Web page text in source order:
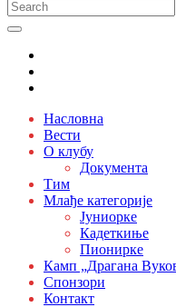
Насловна
Вести
О клубу
Документа
Тим
Млађе категорије
Јуниорке
Кадеткиње
Пионирке
Камп „Драгана
Спонзори
Контакт